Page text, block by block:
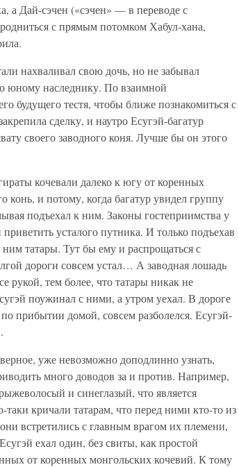
а Дай-сэчен («сэчен» — в переводе с
с прямым потомком Хабул-хана,
нахваливал свою дочь, но не забывал
юному наследнику. По взаимной
будущего тестя, чтобы ближе познакомиться с
сделку, и наутро Есугэй-багатур
своего заводного коня. Лучше бы он этого
кочевали далеко к югу от коренных
конь, и потому, когда багатур увидел группу
подъехал к ним. Законы гостеприимства у
усталого путника. И только подъехав
татары. Тут бы ему и распрощаться с
дороги совсем устал… А заводная лошадь
рукой, тем более, что татары никак не
поужинал с ними, а утром уехал. В дороге
прибытии домой, совсем разболелся. Есугэй-
уже невозможно доподлинно узнать,
много доводов за и против. Например,
и синеглазый, что является
кричали татарам, что перед ними кто-то из
встретились с главным врагом их племени,
ехал один, без свиты, как простой
от коренных монгольских кочевий. К тому